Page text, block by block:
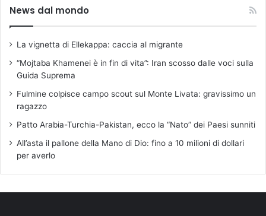
News dal mondo
La vignetta di Ellekappa: caccia al migrante
“Mojtaba Khamenei è in fin di vita”: Iran scosso dalle voci sulla
Guida Suprema
Fulmine colpisce campo scout sul Monte Livata: gravissimo un
ragazzo
Patto Arabia-Turchia-Pakistan, ecco la “Nato” dei Paesi sunniti
All’asta il pallone della Mano di Dio: fino a 10 milioni di dollari
per averlo